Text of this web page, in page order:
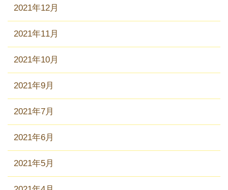
2021年12月
2021年11月
2021年10月
2021年9月
2021年7月
2021年6月
2021年5月